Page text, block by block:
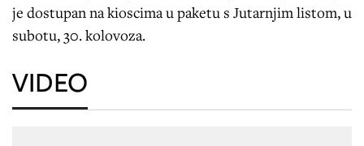
je dostupan na kioscima u paketu s Jutarnjim listom, u
subotu, 30. kolovoza.
VIDEO